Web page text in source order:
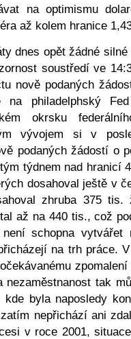
na optimismu
až kolem hranice
dnes opět žádné
soustředí ve
nově podaných
na philadelphský
okrsku
vývojem si v
podaných žádostí o
týdnem nad hranicí
dosahoval ještě v
zhruba 375
až na 440 tis., což
není schopna
na trh práce.
nezaměstnanost tak
kde byla naposledy
nepřichází ani
v roce 2001,